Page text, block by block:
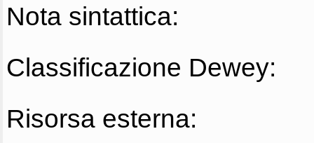
Nota sintattica:
Classificazione Dewey:
Risorsa esterna: